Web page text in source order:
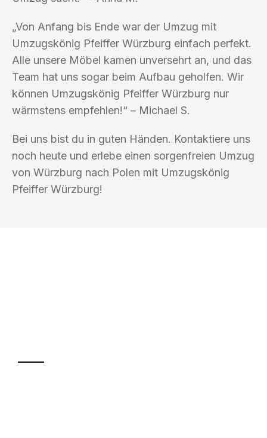
„Von Anfang bis Ende war der Umzug mit
Umzugskönig Pfeiffer Würzburg einfach perfekt.
Alle unsere Möbel kamen unversehrt an, und das
Team hat uns sogar beim Aufbau geholfen. Wir
können Umzugskönig Pfeiffer Würzburg nur
wärmstens empfehlen!“ – Michael S.
Bei uns bist du in guten Händen. Kontaktiere uns
noch heute und erlebe einen sorgenfreien Umzug
von Würzburg nach Polen mit Umzugskönig
Pfeiffer Würzburg!